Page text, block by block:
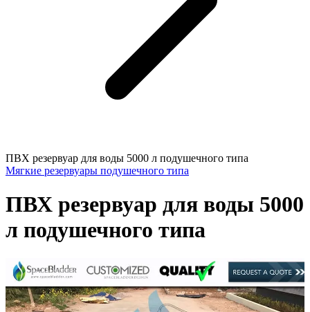
ПВХ резервуар для воды 5000 л подушечного типа
Мягкие резервуары подушечного типа
ПВХ резервуар для воды 5000
л подушечного типа